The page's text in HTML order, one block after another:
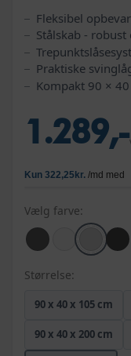
Fleksibel
Stålskab -
Praktiske
Kompakt 90 ×
1.289,-
Vælg farve:
Størrelse:
90 x 40 x 105 cm
90 x 40 x 200 cm